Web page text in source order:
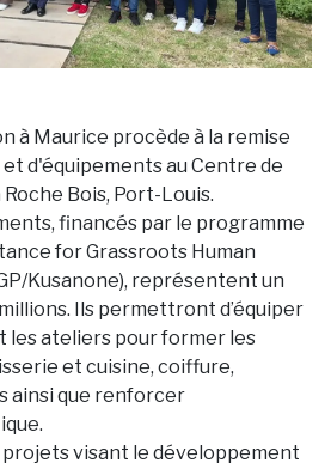
à Maurice procède à la remise
d'équipements au Centre de
Bois, Port-Louis.
financés par le programme
for Grassroots Human
Kusanone), représentent un
Ils permettront d’équiper
les ateliers pour former les
et cuisine, coiffure,
ainsi que renforcer
projets visant le développement